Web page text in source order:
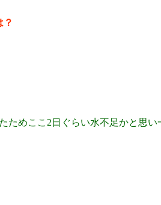
？
めここ2日ぐらい水不足かと思